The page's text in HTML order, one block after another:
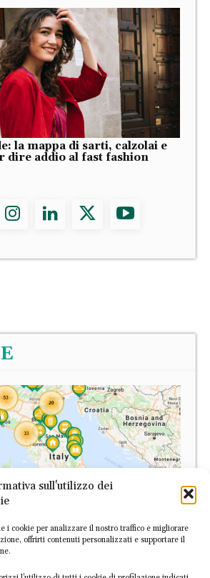
sull'utilizzo dei
i cookie per analizzare il nostro traffico e migliorare
offrirti contenuti personalizzati e supportare il
la mappa di sarti, calzolai e
dire addio al fast fashion